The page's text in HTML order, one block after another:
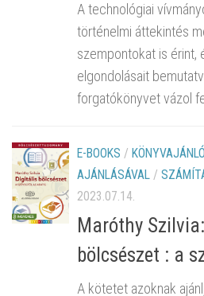
A technológiai
történelmi áttekintés
szempontokat is érint,
elgondolásait
forgatókönyvet vázol
E-BOOKS / KÖNYVAJÁNLÓ
AJÁNLÁSÁVAL /
2023.07.14.
Maróthy
bölcsészet : a
A kötetet azoknak